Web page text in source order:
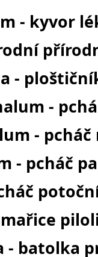
- kyvor
-
-
-
- pcháč
- batolka